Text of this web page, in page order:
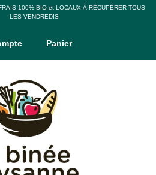
100% BIO et LOCAUX À RÉCUPÉRER TOUS
LES VENDREDIS
Panier